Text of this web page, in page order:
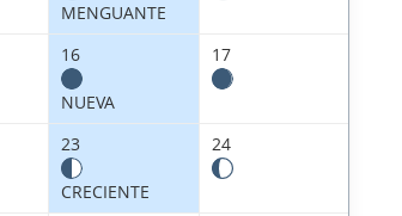
MENGUANTE
16
NUEVA
17
23
CRECIENTE
24